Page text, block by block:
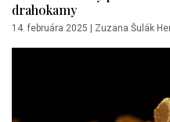
drahokamy
14. februára 2025 Zuzana Šulák